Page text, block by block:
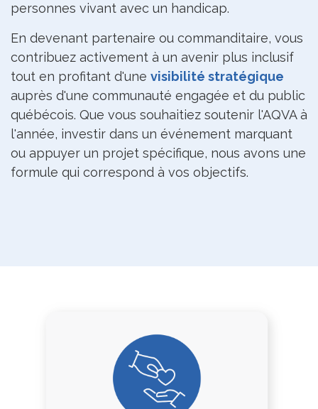
personnes vivant avec un handicap.
En devenant partenaire ou commanditaire, vous
contribuez activement à un avenir plus inclusif
tout en profitant d'une visibilité stratégique
auprès d'une communauté engagée et du public
québécois. Que vous souhaitiez soutenir l'AQVA à
l'année, investir dans un événement marquant
ou appuyer un projet spécifique, nous avons une
formule qui correspond à vos objectifs.